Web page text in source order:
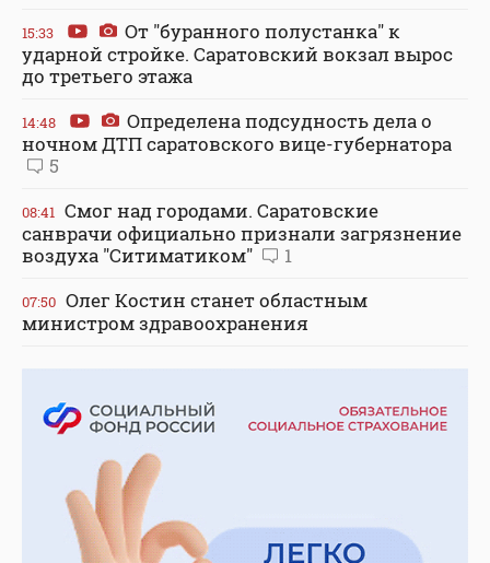
15:33
От "буранного полустанка" к
ударной стройке. Саратовский вокзал вырос
до третьего этажа
14:48
Определена подсудность дела о
ночном ДТП саратовского вице-губернатора
5
08:41 Смог над городами. Саратовские
санврачи официально признали загрязнение
воздуха "Ситиматиком"
1
07:50 Олег Костин станет областным
министром здравоохранения